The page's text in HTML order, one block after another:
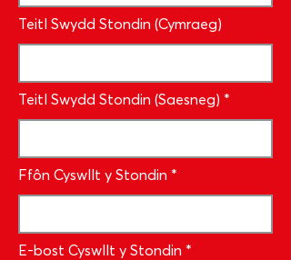
Teitl Swydd Stondin (Cymraeg)
Teitl Swydd Stondin (Saesneg)
Ffôn Cyswllt y Stondin
E-bost Cyswllt y Stondin